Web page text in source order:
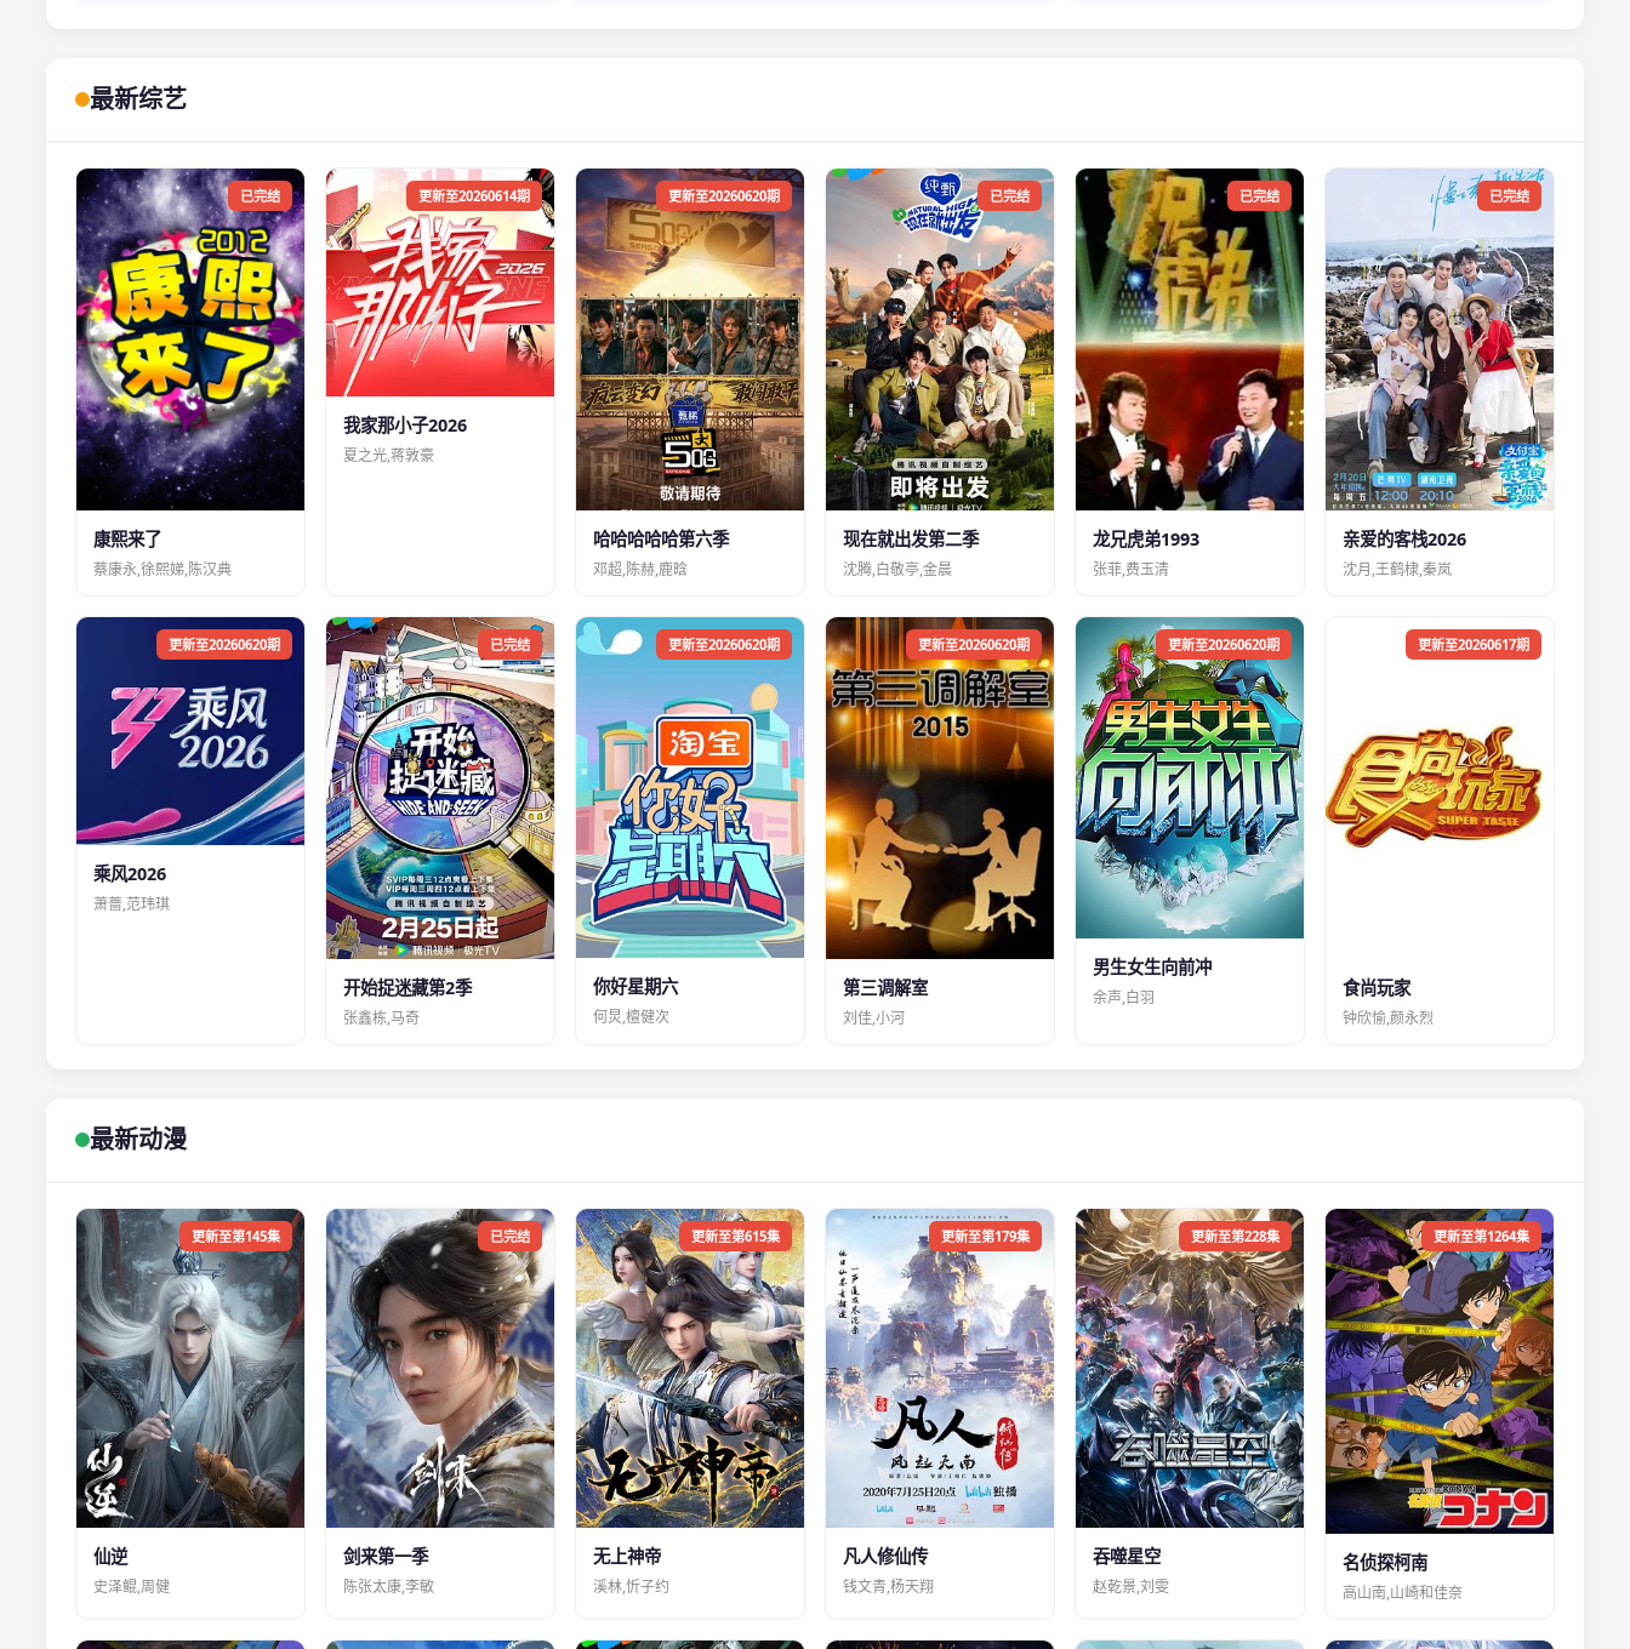
最新综艺
已完结
康熙来了
蔡康永,徐熙娣,陈汉典
更新至20260614期
我家那小子2026
夏之光,蒋敦豪
更新至20260620期
哈哈哈哈哈第六季
邓超,陈赫,鹿晗
已完结
现在就出发第二季
沈腾,白敬亭,金晨
已完结
龙兄虎弟1993
张菲,费玉清
已完结
亲爱的客栈2026
沈月,王鹤棣,秦岚
更新至20260620期
乘风2026
萧蔷,范玮琪
已完结
开始捉迷藏第2季
张鑫栋,马奇
更新至20260620期
你好星期六
何炅,檀健次
更新至20260620期
第三调解室
刘佳,小河
更新至20260620期
男生女生向前冲
余声,白羽
更新至20260617期
食尚玩家
钟欣愉,颜永烈
最新动漫
更新至第145集
仙逆
史泽鲲,周健
已完结
剑来第一季
陈张太康,李敏
更新至第615集
无上神帝
溪林,忻子约
更新至第179集
凡人修仙传
钱文青,杨天翔
更新至第228集
吞噬星空
赵乾景,刘雯
更新至第1264集
名侦探柯南
高山南,山崎和佳奈